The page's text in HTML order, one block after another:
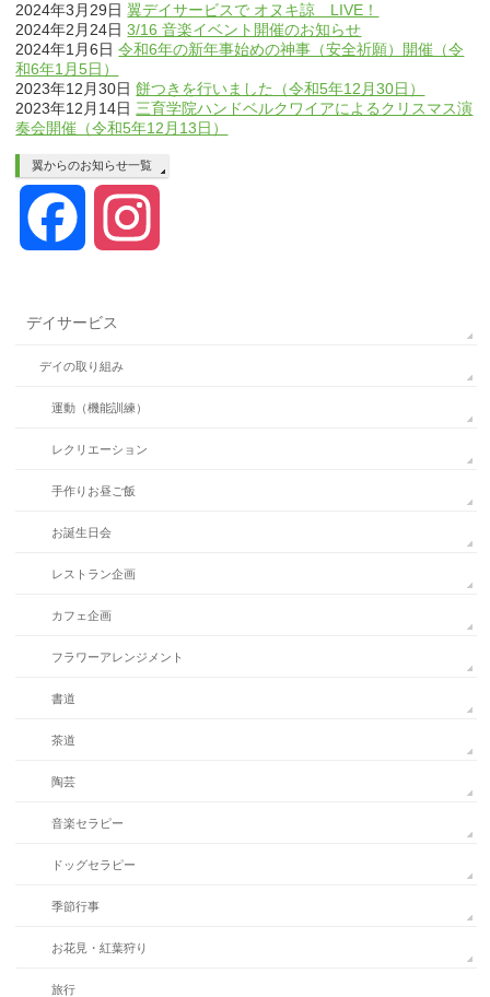
2024年3月29日 翼デイサービスで オヌキ諒 LIVE！
2024年2月24日 3/16 音楽イベント開催のお知らせ
2024年1月6日 令和6年の新年事始めの神事（安全祈願）開催（令
和6年1月5日）
2023年12月30日 餅つきを行いました（令和5年12月30日）
2023年12月14日 三育学院ハンドベルクワイアによるクリスマス演
奏会開催（令和5年12月13日）
翼からのお知らせ一覧
Facebook
デイサービス
デイの取り組み
運動（機能訓練）
レクリエーション
手作りお昼ご飯
お誕生日会
レストラン企画
カフェ企画
フラワーアレンジメント
書道
茶道
陶芸
音楽セラピー
ドッグセラピー
季節行事
お花見・紅葉狩り
旅行